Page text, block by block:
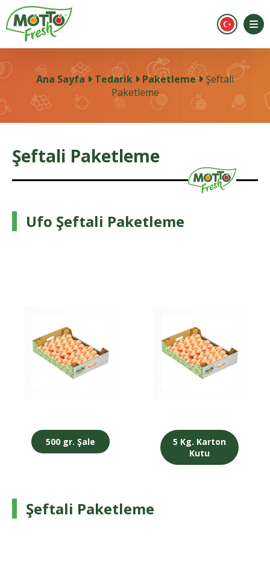
Ana Sayfa Tedarik Paketleme Şeftali
Paketleme
Şeftali Paketleme
Ufo Şeftali Paketleme
500 gr. Şale
5 Kg. Karton
Kutu
Şeftali Paketleme